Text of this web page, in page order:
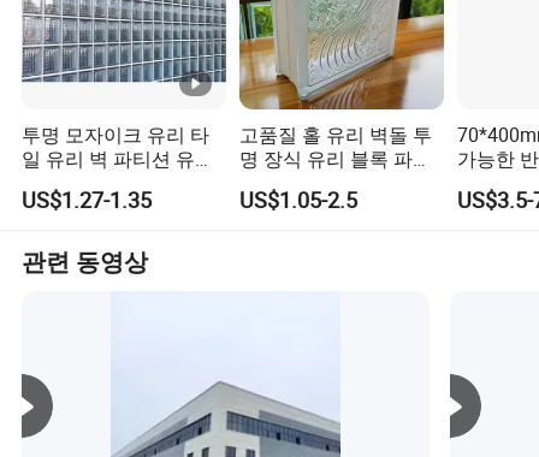
투명 모자이크 유리 타
일 유리 벽 파티션 유리
블록 창 크리스탈 블록
US$1.27-1.35
고품질 홀 유리 벽돌 투
명 장식 유리 블록 파티
션 벽용
US$1.05-2.5
가능한
보드 핸
록 벽 금
드
관련 동영상